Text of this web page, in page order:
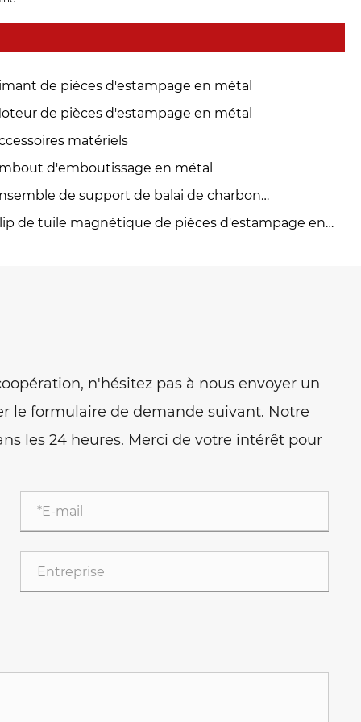
de pièces d'estampage en métal
de pièces d'estampage en métal
matériels
d'emboutissage en métal
de support de balai de charbon
en métal
de tuile magnétique de pièces d'estampage en
n'hésitez pas à nous envoyer un
le formulaire de demande suivant. Notre
les 24 heures. Merci de votre intérêt pour